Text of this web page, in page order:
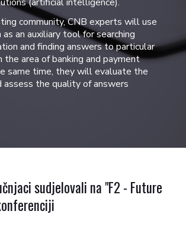
community, CNB experts will use
an auxiliary tool for searching
and finding answers to particular
the area of banking and payment
same time, they will evaluate the
assess the quality of answers
sudjelovali na "F2 - Future